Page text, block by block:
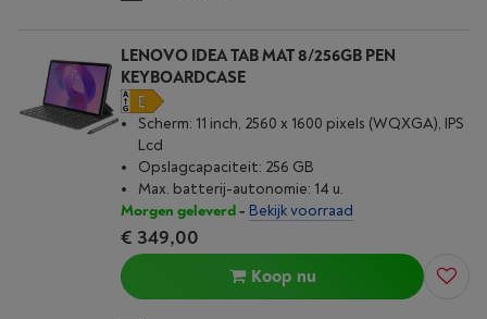
LENOVO IDEA TAB MAT 8/256GB PEN
KEYBOARDCASE
Scherm: 11 inch, 2560 x 1600 pixels (WQXGA), IPS
Lcd
Opslagcapaciteit: 256 GB
Max. batterij-autonomie: 14 u.
Morgen geleverd- Bekijk voorraad
€ 349,00
Koop nu